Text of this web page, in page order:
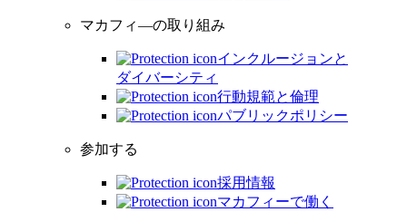
マカフィ―の取り組み
インクルージョンと
ダイバーシティ
行動規範と倫理
パブリックポリシー
参加する
採用情報
マカフィーで働く